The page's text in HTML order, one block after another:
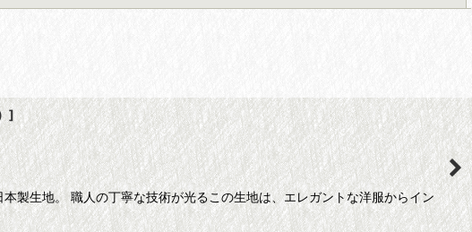
]
製生地。 職人の丁寧な技術が光るこの生地は、エレガントな洋服からイン